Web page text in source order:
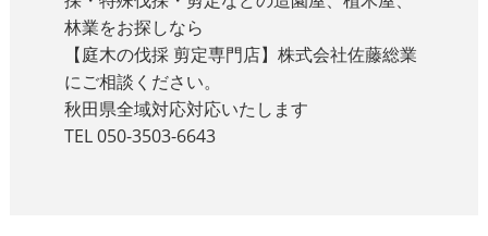
林業をお探しなら
【庭木の伐採 剪定専門店】株式会社佐藤総業
にご相談ください。
秋田県全域対応対応いたします
TEL 050-3503-6643